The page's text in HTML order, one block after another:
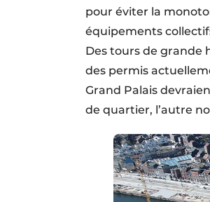
pour éviter la
équipements
Des tours de grande
des permis
Grand Palais
de quartier, l’autre